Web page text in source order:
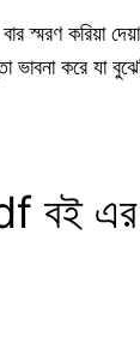
স্মরণ করিয়া
করে যা
বই এর